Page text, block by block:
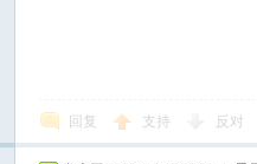
回复 支持 反对